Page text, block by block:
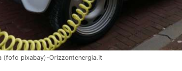
(fofo pixabay)-Orizzontenergia.it